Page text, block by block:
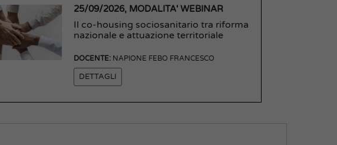
25/09/2026, MODALITA' WEBINAR
Il co-housing sociosanitario tra riforma
nazionale e attuazione territoriale
DOCENTE:NAPIONE FEBO FRANCESCO
DETTAGLI